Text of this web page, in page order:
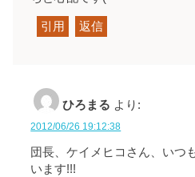
引用 返信
ひろまる より:
2012/06/26 19:12:38
団長、ケイメヒコさん、いつ
います!!!